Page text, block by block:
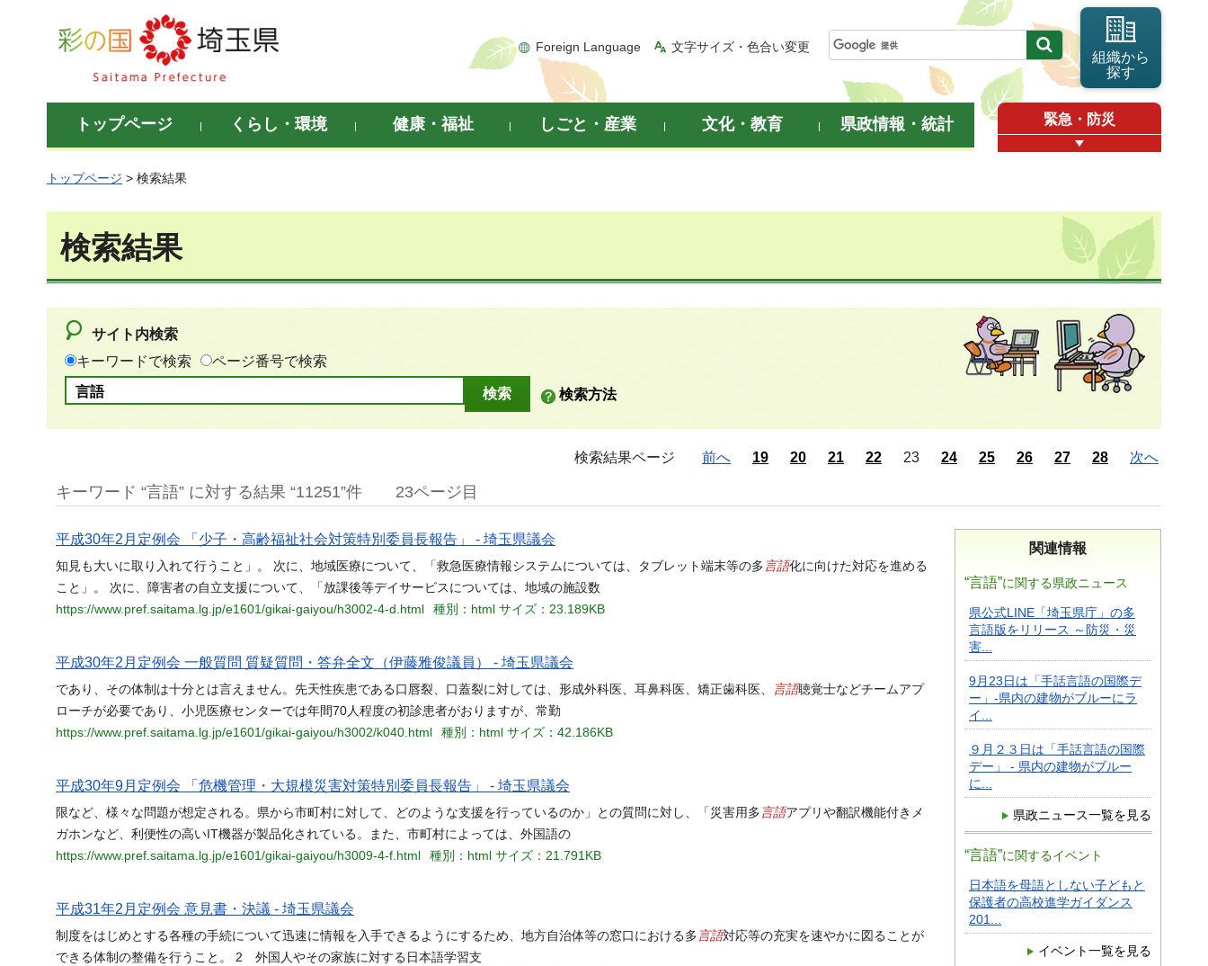
彩の国 埼玉県
Foreign Language 文字サイズ・色合い変更
組織から
探す
トップページ くらし・環境 健康・福祉 しごと・産業 文化・教育 県政情報・統計 緊急・防災
トップページ > 検索結果
検索結果
サイト内検索
キーワードで検索
ページ番号で検索
検索方法
検索結果ページ 前へ 19 20 21 22 23 24 25 26 27 28 次へ
キーワード “言語” に対する結果 “11251”件 23ページ目
関連情報
“言語”に関する県政ニュース
県公式LINE「埼玉県庁」の多
言語版をリリース ～防災・災
害...
9月23日は「手話言語の国際デ
ー」-県内の建物がブルーにラ
イ...
９月２３日は「手話言語の国際
デー」 - 県内の建物がブルー
に...
県政ニュース一覧を見る
“言語”に関するイベント
日本語を母語としない子どもと
保護者の高校進学ガイダンス
201...
イベント一覧を見る
平成30年2月定例会 「少子・高齢福祉社会対策特別委員長報告」 - 埼玉県議会
知見も大いに取り入れて行うこと」。 次に、地域医療について、「救急医療情報システムについては、タブレット端末等の多 言語化に向けた対応を進める
こと」。 次に、障害者の自立支援について、「放課後等デイサービスについては、地域の施設数
https://www.pref.saitama.lg.jp/e1601/gikai-gaiyou/h3002-4-d.html
種別：html サイズ：23.189KB
平成30年2月定例会 一般質問 質疑質問・答弁全文（伊藤雅俊議員） - 埼玉県議会
であり、その体制は十分とは言えません。先天性疾患である口唇裂、口蓋裂に対しては、形成外科医、耳鼻科医、矯正歯科医、 言語聴覚士などチームアプ
ローチが必要であり、小児医療センターでは年間70人程度の初診患者がおりますが、常勤
https://www.pref.saitama.lg.jp/e1601/gikai-gaiyou/h3002/k040.html
種別：html サイズ：42.186KB
平成30年9月定例会 「危機管理・大規模災害対策特別委員長報告」 - 埼玉県議会
限など、様々な問題が想定される。県から市町村に対して、どのような支援を行っているのか」との質問に対し、「災害用多 言語アプリや翻訳機能付きメ
ガホンなど、利便性の高いIT機器が製品化されている。また、市町村によっては、外国語の
https://www.pref.saitama.lg.jp/e1601/gikai-gaiyou/h3009-4-f.html
種別：html サイズ：21.791KB
平成31年2月定例会 意見書・決議 - 埼玉県議会
制度をはじめとする各種の手続について迅速に情報を入手できるようにするため、地方自治体等の窓口における多 言語対応等の充実を速やかに図ることが
できる体制の整備を行うこと。 2 外国人やその家族に対する日本語学習支